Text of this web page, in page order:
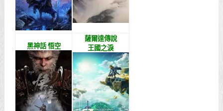
黑神話 悟空
薩爾達傳說
王國之淚